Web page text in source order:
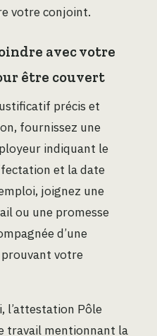
votre conjoint.
avec votre
être couvert
précis et
fournissez une
indiquant le
et la date
joignez une
ou une promesse
d’une
votre
l’attestation Pôle
travail mentionnant la